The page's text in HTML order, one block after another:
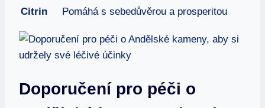
Citrin
Pomáhá s sebedůvěrou a prosperitou
Doporučení pro péči o